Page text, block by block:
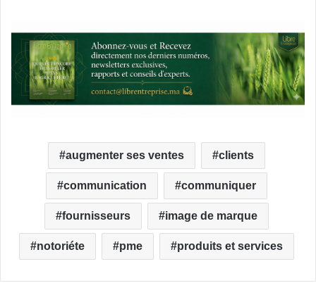
augmenter ses ventes clients
communication communiquer
fournisseurs image de marque
notoriéte pme produits et services